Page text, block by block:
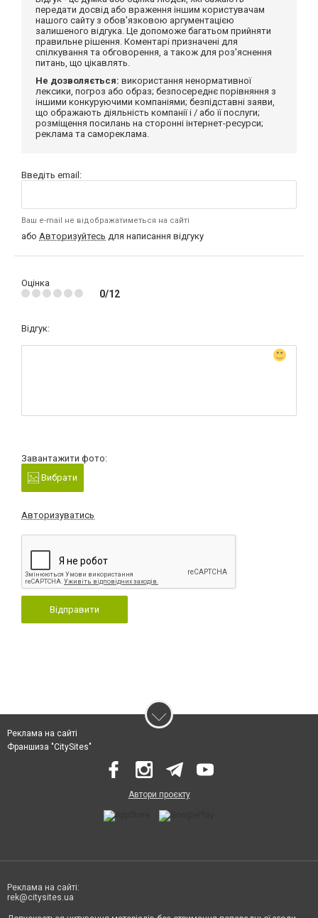
передати досвід або враження іншим користувачам
нашого сайту з обов'язковою аргументацією
залишеного відгука. Це допоможе багатьом прийняти
правильне рішення. Коментарі призначені для
спілкування та обговорення, а також для роз'яснення
питань, що цікавлять.
Не дозволяється: використання ненормативної
лексики, погроз або образ; безпосереднє порівняння з
іншими конкуруючими компаніями; безпідставні заяви,
що ображають діяльність компанії і / або її послуги;
розміщення посилань на сторонні інтернет-ресурси;
реклама та самореклама.
Введіть email:
Ваш e-mail не відображатиметься на сайті
або Авторизуйтесь для написання відгуку
Оцінка
0/12
Відгук:
Завантажити фото:
Вибрати
Авторизуватись
Відправити
Реклама на сайті
Франшиза "CitySites"
Автори проєкту
Реклама на сайті:
rek@citysites.ua